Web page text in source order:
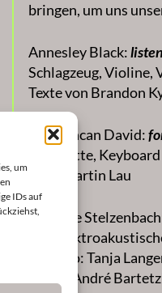
um
IDs auf
bringen, um uns
Annesley Black:
Schlagzeug, Violine,
Texte von Brandon
Kaj Duncan David:
Klarinette,
Text: Martin Lau
Susanne
und
Libretto: Tanja
Video: André